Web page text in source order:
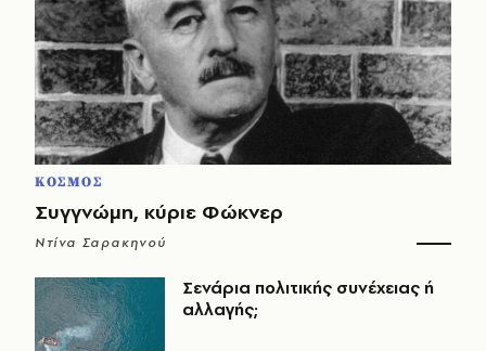
ΚΟΣΜΟΣ
Συγγνώμη, κύριε Φώκνερ
Ντίνα Σαρακηνού
Σενάρια πολιτικής συνέχειας ή
αλλαγής;